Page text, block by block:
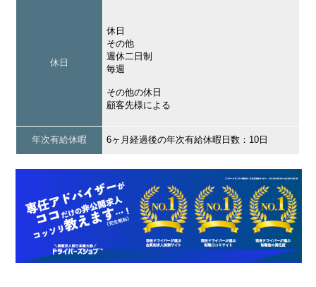
休日
休日
その他
週休二日制
毎週
その他の休日
顧客先様による
年次有給休暇 6ヶ月経過後の年次有給休暇日数：10日